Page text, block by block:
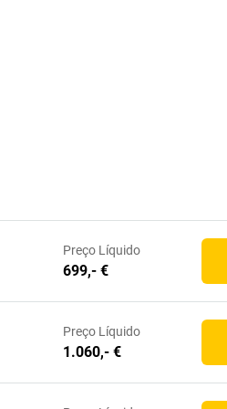
Preço Líquido
699,- €
Preço Líquido
1.060,- €